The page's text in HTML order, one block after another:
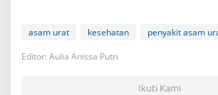
asam urat kesehatan
penyakit asam
Editor: Aulia Anissa Putri
Ikuti Kami